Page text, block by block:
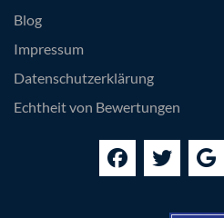
Blog
Impressum
Datenschutzerklärung
Echtheit von Bewertungen